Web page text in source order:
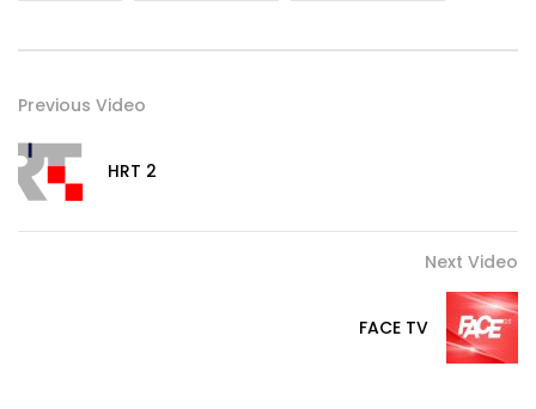
Previous Video
HRT 2
Next Video
FACE TV